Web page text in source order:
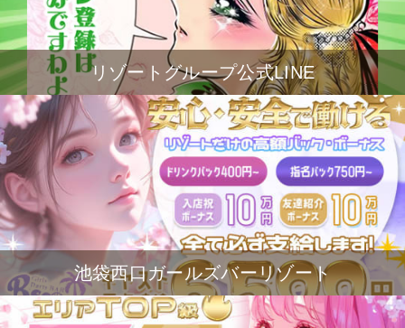
リゾートグループ公式LINE
池袋西口ガールズバーリゾート